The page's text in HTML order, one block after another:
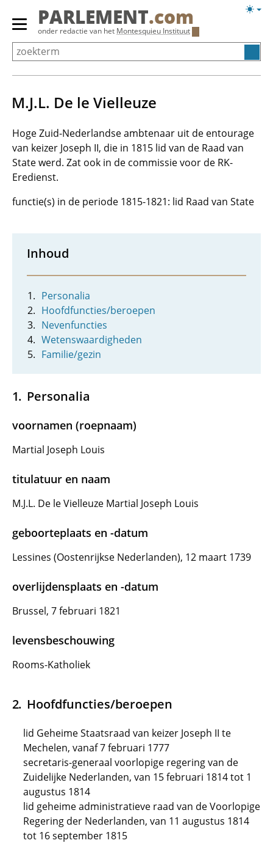
Overslaan
Primair
menu
tonen/verbergen
PARLEMENT.com
onder redactie van het Montesquieu Instituut
M.J.L. De le Vielleuze
Hoge Zuid-Nederlandse ambtenaar uit de entourage
van keizer Joseph II, die in 1815 lid van de Raad van
State werd. Zat ook in de commissie voor de RK-
Eredienst.
functie(s) in de periode 1815-1821: lid Raad van State
Inhoud
Personalia
Hoofdfuncties/beroepen
Nevenfuncties
Wetenswaardigheden
Familie/gezin
Personalia
voornamen (roepnaam)
Martial Joseph Louis
titulatuur en naam
M.J.L. De le Vielleuze Martial Joseph Louis
geboorteplaats en -datum
Lessines (Oostenrijkse Nederlanden), 12 maart 1739
overlijdensplaats en -datum
Brussel, 7 februari 1821
levensbeschouwing
Rooms-Katholiek
Hoofdfuncties/beroepen
lid Geheime Staatsraad van keizer Joseph II te
Mechelen, vanaf 7 februari 1777
secretaris-generaal voorlopige regering van de
Zuidelijke Nederlanden, van 15 februari 1814 tot 1
augustus 1814
lid geheime administratieve raad van de Voorlopige
Regering der Nederlanden, van 11 augustus 1814
tot 16 september 1815